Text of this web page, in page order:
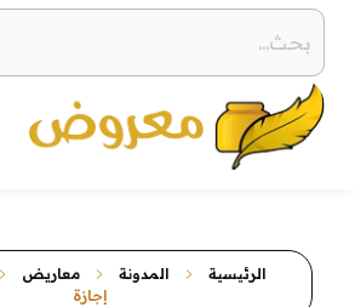
الرئيسية المدونة معاريض
إجازة